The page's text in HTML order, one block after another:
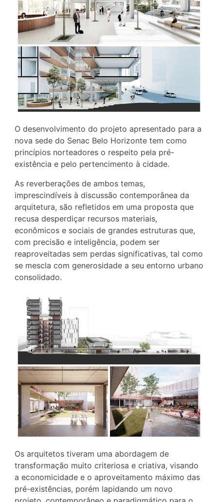
O desenvolvimento do projeto apresentado para a
nova sede do Senac Belo Horizonte tem como
princípios norteadores o respeito pela pré-
existência e pelo pertencimento à cidade.
As reverberações de ambos temas,
imprescindíveis à discussão contemporânea da
arquitetura, são refletidos em uma proposta que
recusa desperdiçar recursos materiais,
econômicos e sociais de grandes estruturas que,
com precisão e inteligência, podem ser
reaproveitadas sem perdas significativas, tal como
se mescla com generosidade a seu entorno urbano
consolidado.
Os arquitetos tiveram uma abordagem de
transformação muito criteriosa e criativa, visando
a economicidade e o aproveitamento máximo das
pré-existências, porém lapidando um novo